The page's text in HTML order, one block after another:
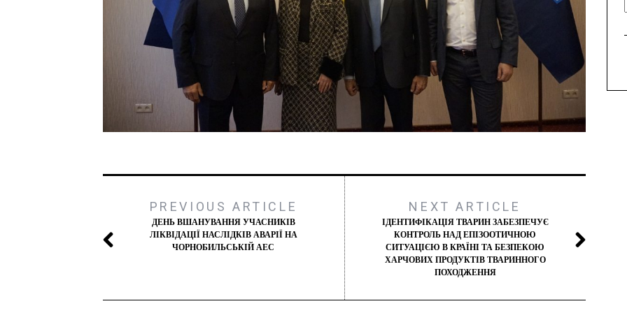
PREVIOUS ARTICLE
ДЕНЬ ВШАНУВАННЯ УЧАСНИКІВ
ЛІКВІДАЦІЇ НАСЛІДКІВ АВАРІЇ НА
ЧОРНОБИЛЬСЬКІЙ АЕС
NEXT ARTICLE
ІДЕНТИФІКАЦІЯ ТВАРИН ЗАБЕЗПЕЧУЄ
КОНТРОЛЬ НАД ЕПІЗООТИЧНОЮ
СИТУАЦІЄЮ В КРАЇНІ ТА БЕЗПЕКОЮ
ХАРЧОВИХ ПРОДУКТІВ ТВАРИННОГО
ПОХОДЖЕННЯ